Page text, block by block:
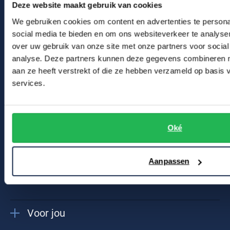
Deze website maakt gebruik van cookies
We gebruiken cookies om content en advertenties te
social media te bieden en om ons websiteverkeer te
over uw gebruik van onze site met onze partners voor
analyse. Deze partners kunnen deze gegevens combineren
aan ze heeft verstrekt of die ze hebben verzameld op basis
services.
Oké
Aanpassen
Tommy Hilfiger
UBR
Vanguard
William Lockie
Alle Merken
profiteert u van veel bewegingsvrijheid.
Bent u op zoek naar een complete Tommy Hilfiger set? In onze
webshop vindt u naast vesten ook andere items van de
modegigant uit de Big Apple bijvoorbeeld:
Tommy Hilfiger vesten
Tommy Hilfiger overhemden casual
Tommy Hilfiger T-shirts
Tommy Hilfiger jassen
Kledingonderhoud
Klantenservice
Actievoorwaarden
Winkel
Winkel & Openingstijden
Bert Schrier Herenmode
Voor jou